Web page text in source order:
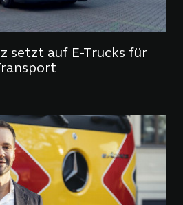
setzt auf E-Trucks für